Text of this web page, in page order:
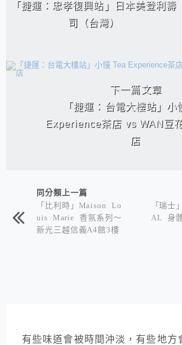
「捷運：忠孝復興站」日本美登利壽
司（台灣）
下一篇文章
「捷運：台電大樓站」小
Experience茶店 vs WAN豆
店
同分類上一篇
「比利時」Maison Lo
uis Marie 香氛系列～
新光三越信義A4館3樓
「瑞士
AL 身
有些味道會被時間沖淡，有些地方